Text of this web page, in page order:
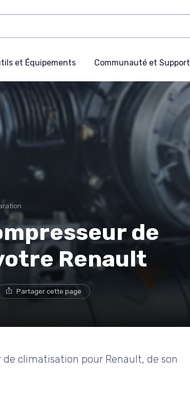
et Équipements Communauté et Support
de
Renault
Partager cette page
climatisation pour Renault, de son